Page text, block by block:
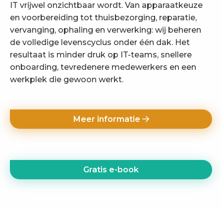
IT vrijwel onzichtbaar wordt. Van apparaatkeuze
en voorbereiding tot thuisbezorging, reparatie,
vervanging, ophaling en verwerking: wij beheren
de volledige levenscyclus onder één dak. Het
resultaat is minder druk op IT-teams, snellere
onboarding, tevredenere medewerkers en een
werkplek die gewoon werkt.
Meer informatie
Gratis e-book